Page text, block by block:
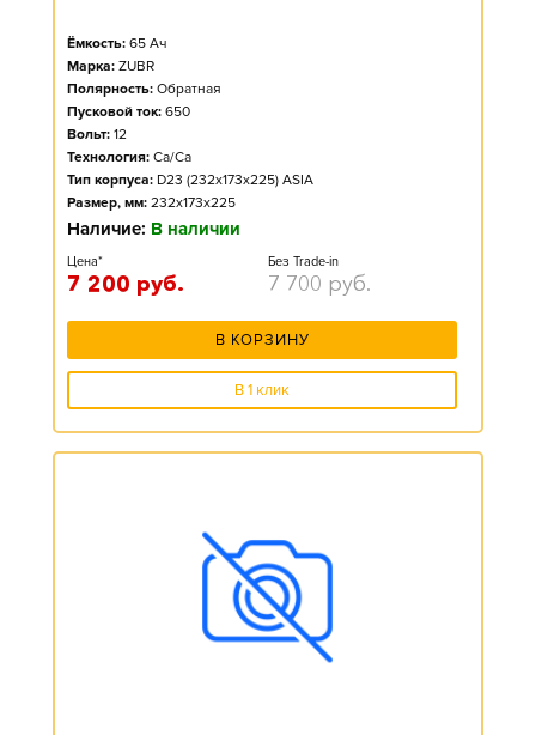
Ёмкость: 65 Ач
Марка: ZUBR
Полярность: Обратная
Пусковой ток: 650
Вольт: 12
Технология: Ca/Ca
Тип корпуса: D23 (232x173x225) ASIA
Размер, мм: 232x173x225
Наличие: В наличии
Цена*
7 200 руб.
Без Trade-in
7 700 руб.
В КОРЗИНУ
В 1 клик